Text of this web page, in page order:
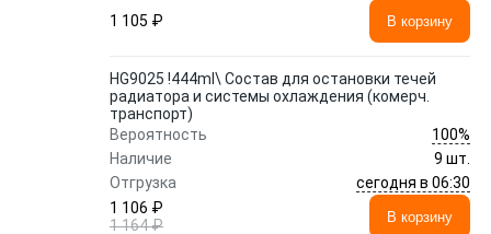
1 105 ₽
В корзину
HG9025 !444ml\ Состав для остановки течей
радиатора и системы охлаждения (комерч.
транспорт)
Вероятность
100%
Наличие
9 шт.
Отгрузка
сегодня в 06:30
1 106 ₽
1 164 ₽
В корзину